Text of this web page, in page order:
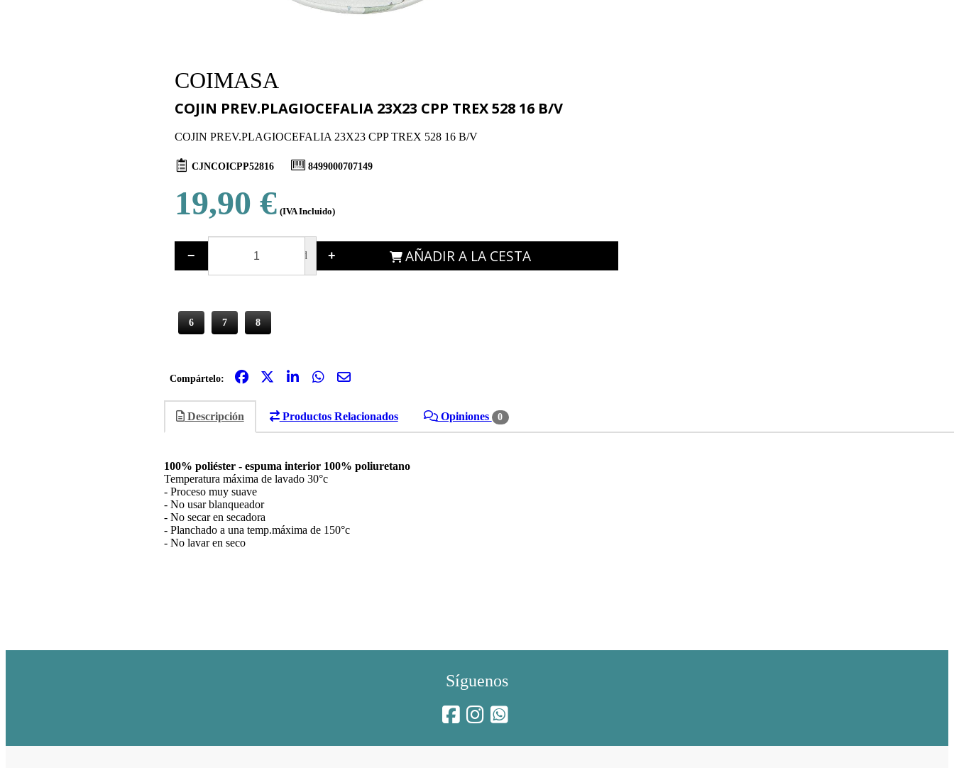
COIMASA
COJIN PREV.PLAGIOCEFALIA 23X23 CPP TREX 528 16 B/V
COJIN PREV.PLAGIOCEFALIA 23X23 CPP TREX 528 16 B/V
CJNCOICPP52816 8499000707149
19,90 € (IVA Incluido)
− ud + AÑADIR A LA CESTA
6 7 8
Compártelo:
Descripción Productos Relacionados Opiniones 0
100% poliéster - espuma interior 100% poliuretano
Temperatura máxima de lavado 30°c
- Proceso muy suave
- No usar blanqueador
- No secar en secadora
- Planchado a una temp.máxima de 150°c
- No lavar en seco
Síguenos